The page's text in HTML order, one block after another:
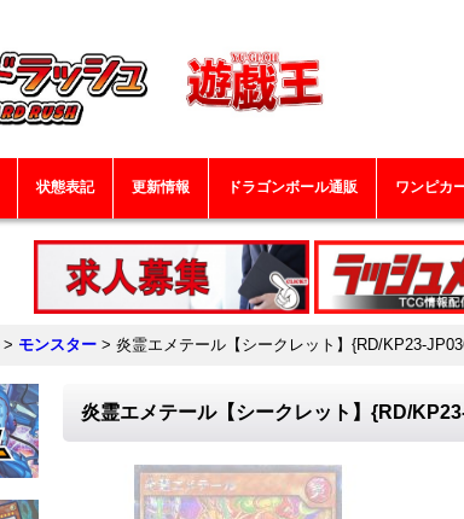
状態表記 更新情報 ドラゴンボール通販 ワンピカ
> モンスター > 炎霊エメテール【シークレット】{RD/KP23-
炎霊エメテール【シークレット】{RD/